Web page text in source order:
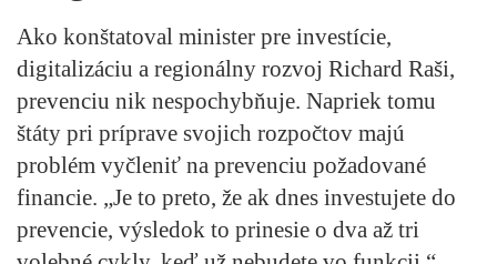
Ako konštatoval minister pre investície,
digitalizáciu a regionálny rozvoj Richard Raši,
prevenciu nik nespochybňuje. Napriek tomu
štáty pri príprave svojich rozpočtov majú
problém vyčleniť na prevenciu požadované
financie. „Je to preto, že ak dnes investujete do
prevencie, výsledok to prinesie o dva až tri